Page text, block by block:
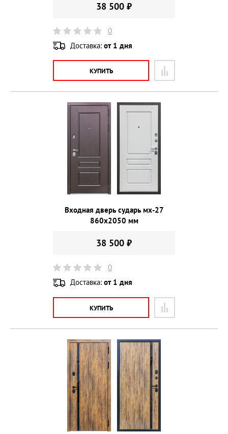
38 500 ₽
0
Доставка: от 1 дня
КУПИТЬ
Входная дверь сударь мх-27
860х2050 мм
38 500 ₽
0
Доставка: от 1 дня
КУПИТЬ